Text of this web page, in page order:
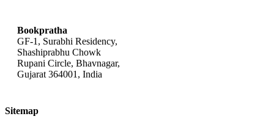
Bookpratha
GF-1, Surabhi Residency,
Shashiprabhu Chowk
Rupani Circle, Bhavnagar,
Gujarat 364001, India
Sitemap